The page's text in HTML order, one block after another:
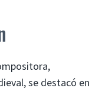
se destacó en